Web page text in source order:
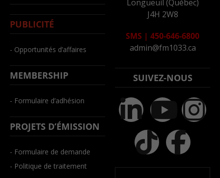
PUBLICITÉ
- Opportunités d’affaires
MEMBERSHIP
- Formulaire d’adhésion
PROJETS D’ÉMISSION
- Formulaire de demande
- Politique de traitement
Longueuil (Québec)
J4H 2W8
SMS | 450-646-6800
admin@fm1033.ca
SUIVEZ-NOUS